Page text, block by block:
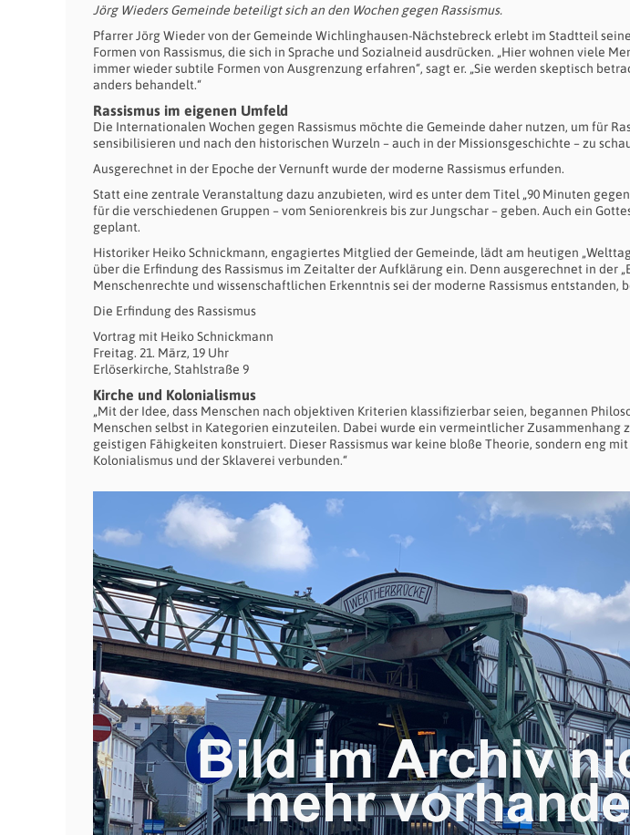
Jörg Wieders Gemeinde beteiligt sich an den Wochen gegen Rassismus.
Pfarrer Jörg Wieder von der Gemeinde Wichlinghausen-Nächstebreck erlebt im Stadtteil
Formen von Rassismus, die sich in Sprache und Sozialneid ausdrücken. „Hier wohnen viele
immer wieder subtile Formen von Ausgrenzung erfahren“, sagt er. „Sie werden skeptisch
anders behandelt.“
Rassismus im eigenen Umfeld
Die Internationalen Wochen gegen Rassismus möchte die Gemeinde daher nutzen, um für
sensibilisieren und nach den historischen Wurzeln – auch in der Missionsgeschichte – zu
Ausgerechnet in der Epoche der Vernunft wurde der moderne Rassismus erfunden.
Statt eine zentrale Veranstaltung dazu anzubieten, wird es unter dem Titel „90 Minuten
für die verschiedenen Gruppen – vom Seniorenkreis bis zur Jungschar – geben. Auch ein
geplant.
Historiker Heiko Schnickmann, engagiertes Mitglied der Gemeinde, lädt am heutigen
über die Erfindung des Rassismus im Zeitalter der Aufklärung ein. Denn ausgerechnet in der
Menschenrechte und wissenschaftlichen Erkenntnis sei der moderne Rassismus entstanden,
Die Erfindung des Rassismus
Vortrag mit Heiko Schnickmann
Freitag. 21. März, 19 Uhr
Erlöserkirche, Stahlstraße 9
Kirche und Kolonialismus
„Mit der Idee, dass Menschen nach objektiven Kriterien klassifizierbar seien, begannen
Menschen selbst in Kategorien einzuteilen. Dabei wurde ein vermeintlicher Zusammenhang
geistigen Fähigkeiten konstruiert. Dieser Rassismus war keine bloße Theorie, sondern eng
Kolonialismus und der Sklaverei verbunden.“